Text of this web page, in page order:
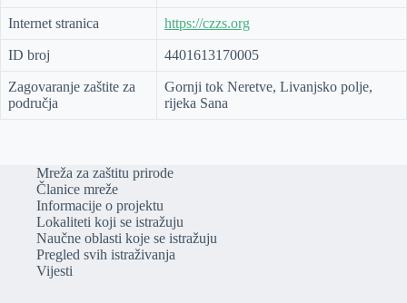
Internet stranica https://czzs.org
ID broj 4401613170005
Zagovaranje zaštite za
područja
Gornji tok Neretve, Livanjsko polje,
rijeka Sana
Mreža za zaštitu prirode
Članice mreže
Informacije o projektu
Lokaliteti koji se istražuju
Naučne oblasti koje se istražuju
Pregled svih istraživanja
Vijesti